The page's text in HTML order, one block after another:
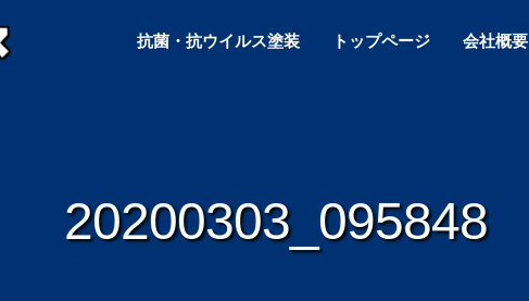
会社概要
トップページ
抗菌・抗ウイルス塗装
20200303_095848